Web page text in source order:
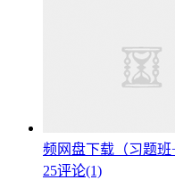
频网盘下载（习题班
25评论(1)